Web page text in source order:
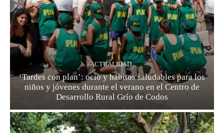
ACTUALIDAD
‘Tardes con plan’: ocio y hábitos saludables para los
niños y jóvenes durante el verano en el Centro de
Desarrollo Rural Grío de Codos